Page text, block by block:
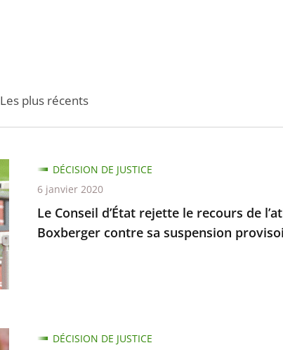
Les plus récents
Le Conseil d’État rejette le recours de
Boxberger contre sa suspension
DÉCISION DE JUSTICE
6 janvier 2020
DÉCISION DE JUSTICE